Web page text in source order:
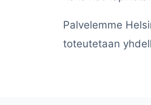
Palvelemme
toteutetaan